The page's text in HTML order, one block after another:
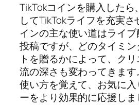
TikTokコインを購入したら
してTikTokライフを充実さ
インの主な使い道はライ
投稿ですが、どのタイミ
トを贈るかによって、ク
流の深さも変わってきま
使い方を覚えて、お気に
ーをより効果的に応援しま